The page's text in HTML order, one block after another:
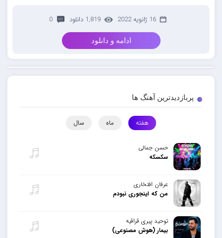
16 ژانویه 2022 1,819 دانلود 0
ادامه و دانلود
پربازدیدترین آهنگ ها
هفته ماه سال
حسن جمالی
سکسکه
عرفان افتخاری
من که اینجوری نبودم
توحید پیری قراقیه
بیمار (هوش مصنوعی)